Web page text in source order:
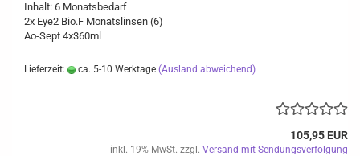
Inhalt: 6 Monatsbedarf
2x Eye2 Bio.F Monatslinsen (6)
Ao-Sept 4x360ml
Lieferzeit: ca. 5-10 Werktage (Ausland abweichend)
105,95 EUR
inkl. 19% MwSt. zzgl. Versand mit Sendungsverfolgung